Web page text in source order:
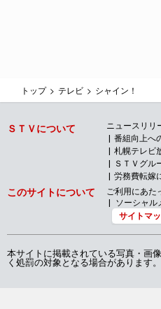
トップ テレビ シャイン！
ＳＴＶについて ニュースリリ
番組向上へ
札幌テレビ
ＳＴＶグル
労務費転嫁
このサイトについて ご利用にあた
ソーシャル
サイトマ
本サイトに掲載されている写真・画
く処罰の対象となる場合があります。